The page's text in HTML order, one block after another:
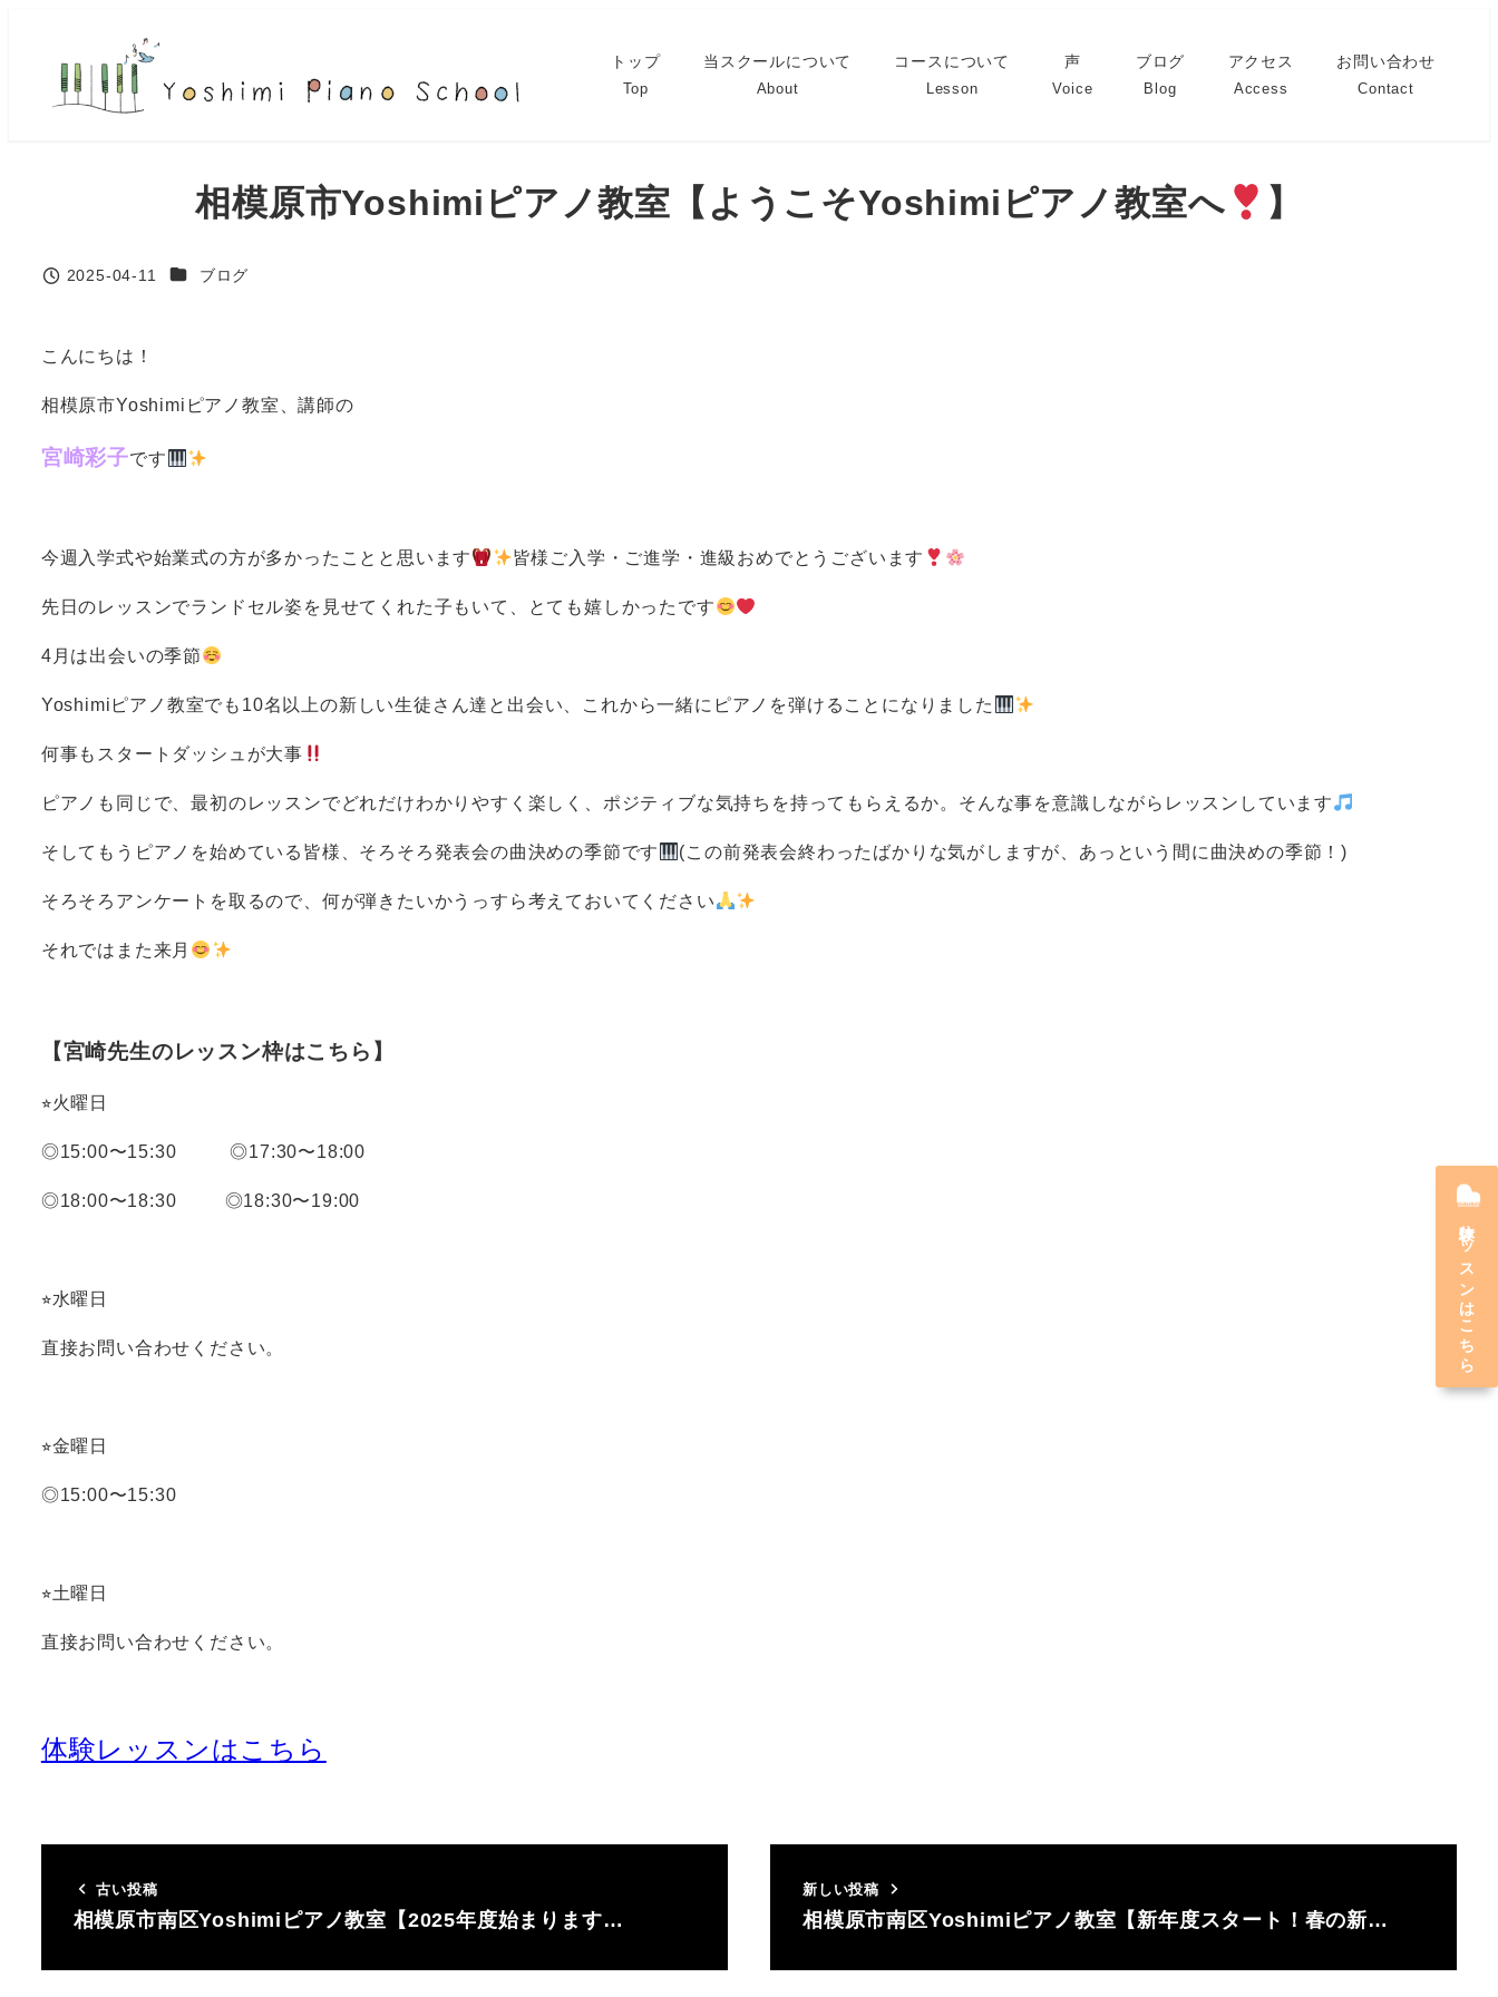
トップ
Top
当スクールについて
About
コースについて
Lesson
声
Voice
ブログ
Blog
アクセス
Access
お問い合わせ
Contact
相模原市Yoshimiピアノ教室【ようこそYoshimiピアノ教室へ 】
投稿日
2025-04-11 カテゴリー
ブログ
こんにちは！
相模原市Yoshimiピアノ教室、講師の
宮崎彩子です
今週入学式や始業式の方が多かったことと思います 皆様ご入学・ご進学・進級おめでとうございます
先日のレッスンでランドセル姿を見せてくれた子もいて、とても嬉しかったです
4月は出会いの季節
Yoshimiピアノ教室でも10名以上の新しい生徒さん達と出会い、これから一緒にピアノを弾けることになりました
何事もスタートダッシュが大事
ピアノも同じで、最初のレッスンでどれだけわかりやすく楽しく、ポジティブな気持ちを持ってもらえるか。そんな事を意識しながらレッスンしています
そしてもうピアノを始めている皆様、そろそろ発表会の曲決めの季節です (この前発表会終わったばかりな気がしますが、あっという間に曲決めの季節！)
そろそろアンケートを取るので、何が弾きたいかうっすら考えておいてください
それではまた来月
【宮崎先生のレッスン枠はこちら】
⭐︎火曜日
◎15:00〜15:30 ◎17:30〜18:00
◎18:00〜18:30 ◎18:30〜19:00
⭐︎水曜日
直接お問い合わせください。
⭐︎金曜日
◎15:00〜15:30
⭐︎土曜日
直接お問い合わせください。
体験レッスンはこちら
古い投稿
相模原市南区Yoshimiピアノ教室【2025年度始まります…
新しい投稿
相模原市南区Yoshimiピアノ教室【新年度スタート！春の新…
体験レッスンはこちら